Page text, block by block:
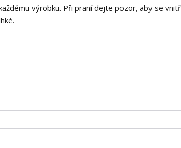
výrobku. Při praní dejte pozor, aby se